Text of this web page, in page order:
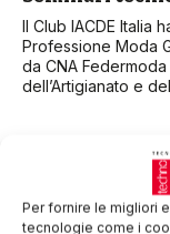
Per fornire le migliori
tecnologie come i
Il Club IACDE Italia
Professione Moda
da CNA
dell’Artigianato e